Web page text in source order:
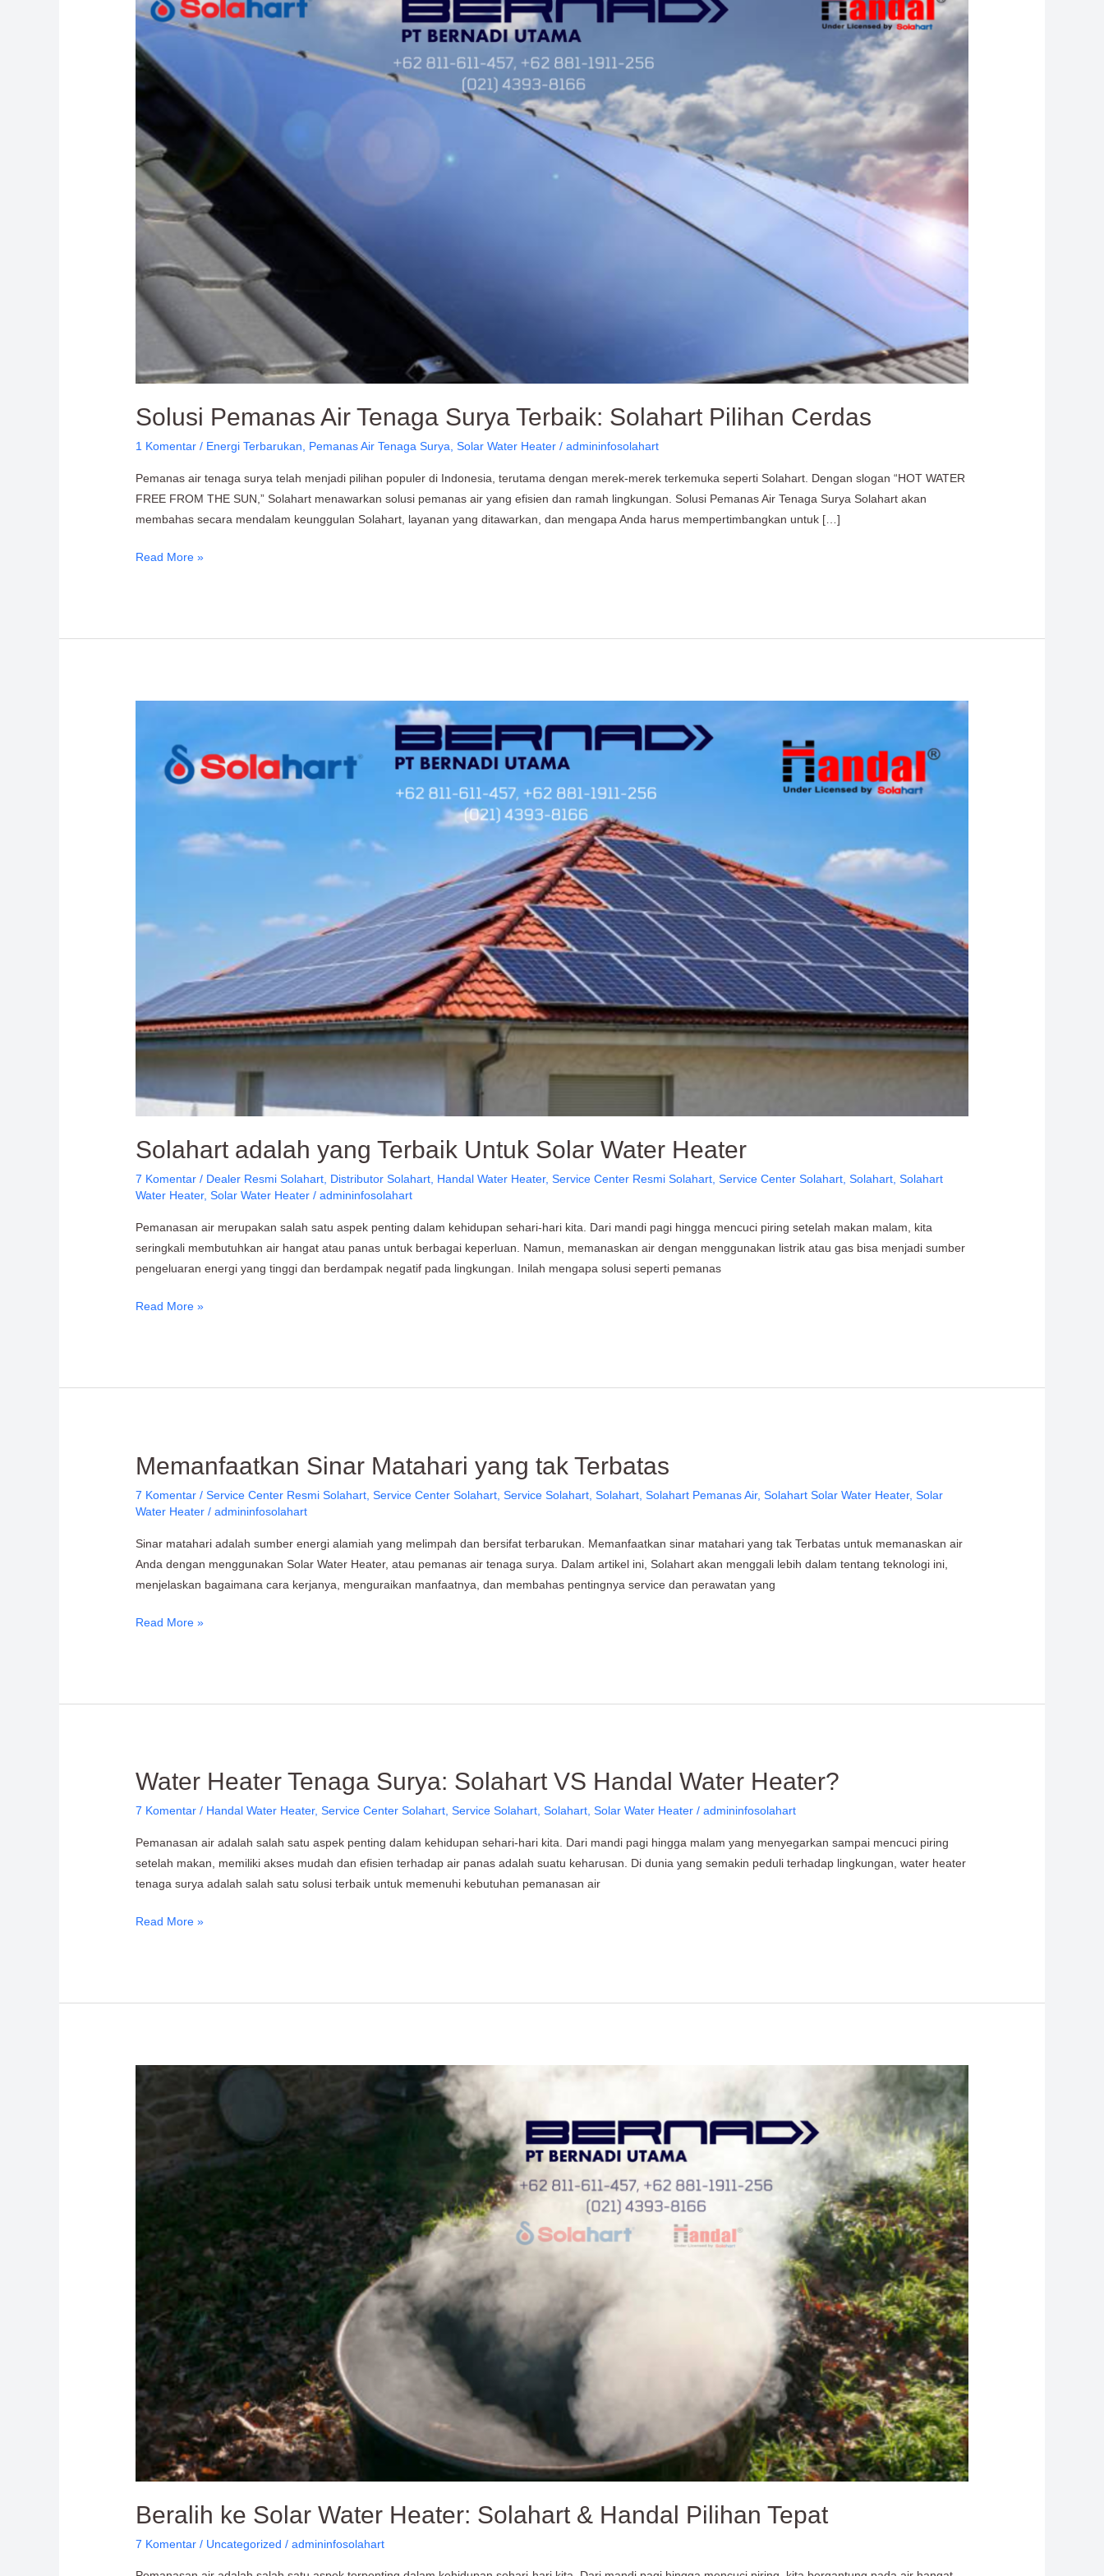
Solusi Pemanas Air Tenaga Surya Terbaik: Solahart Pilihan Cerdas
1 Komentar / Energi Terbarukan, Pemanas Air Tenaga Surya,Solar Water Heater /admininfosolahart
Pemanas air tenaga surya telah menjadi pilihan populer di Indonesia, terutama dengan merek-merek terkemuka seperti Solahart. Dengan slogan “HOT WATER
FREE FROM THE SUN,” Solahart menawarkan solusi pemanas air yang efisien dan ramah lingkungan. Solusi Pemanas Air Tenaga Surya Solahart akan
membahas secara mendalam keunggulan Solahart, layanan yang ditawarkan, dan mengapa Anda harus mempertimbangkan untuk […]
Air
Tenaga
Surya
Terbaik:
Pilihan
Cerdas
Read More »
Solahart adalah yang Terbaik Untuk Solar Water Heater
7 Komentar / Dealer Resmi Solahart, Distributor Solahart, Handal Water Heater,Service Center Resmi Solahart,Service Center Solahart,Solahart,Solahart
Water Heater,Solar Water Heater /admininfosolahart
Pemanasan air merupakan salah satu aspek penting dalam kehidupan sehari-hari kita. Dari mandi pagi hingga mencuci piring setelah makan malam, kita
seringkali membutuhkan air hangat atau panas untuk berbagai keperluan. Namun, memanaskan air dengan menggunakan listrik atau gas bisa menjadi sumber
pengeluaran energi yang tinggi dan berdampak negatif pada lingkungan. Inilah mengapa solusi seperti pemanas
Terbaik
Read More »
Memanfaatkan Sinar Matahari yang tak Terbatas
7 Komentar /Service Center Resmi Solahart ,Service Center Solahart ,Service Solahart ,Solahart ,Solahart Pemanas Air,Solahart Solar Water Heater,Solar
Water Heater /admininfosolahart
Sinar matahari adalah sumber energi alamiah yang melimpah dan bersifat terbarukan. Memanfaatkan sinar matahari yang tak Terbatas untuk memanaskan air
Anda dengan menggunakan Solar Water Heater, atau pemanas air tenaga surya. Dalam artikel ini, Solahart akan menggali lebih dalam tentang teknologi ini,
menjelaskan bagaimana cara kerjanya, menguraikan manfaatnya, dan membahas pentingnya service dan perawatan yang
Memanfaatkan
Matahari
tak
Terbatas
Read More »
Water Heater Tenaga Surya: Solahart VS Handal Water Heater?
7 Komentar / Handal Water Heater,Service Center Solahart,Service Solahart,Solahart,Solar Water Heater /admininfosolahart
Pemanasan air adalah salah satu aspek penting dalam kehidupan sehari-hari kita. Dari mandi pagi hingga malam yang menyegarkan sampai mencuci piring
setelah makan, memiliki akses mudah dan efisien terhadap air panas adalah suatu keharusan. Di dunia yang semakin peduli terhadap lingkungan, water heater
tenaga surya adalah salah satu solusi terbaik untuk memenuhi kebutuhan pemanasan air
Water
Tenaga
Surya:
Solahart
VS
Water
Read More »
Beralih ke Solar Water Heater: Solahart & Handal Pilihan Tepat
7 Komentar / Uncategorized /admininfosolahart
Heater:
Solahart
Pilihan
Tepat